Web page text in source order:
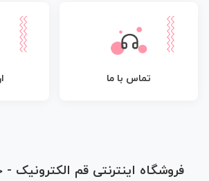
تماس با ما
فروشگاه اینترنتی قم الکترونیک